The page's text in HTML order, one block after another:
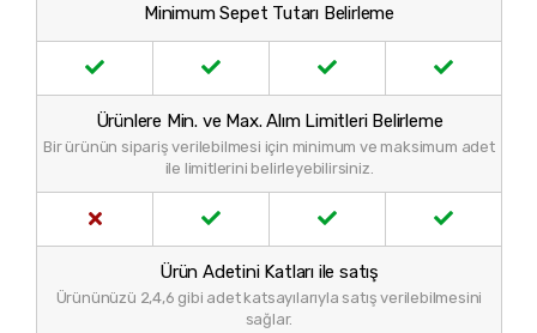
Minimum Sepet Tutarı Belirleme
Ürünlere Min. ve Max. Alım Limitleri Belirleme
Bir ürünün sipariş verilebilmesi için minimum ve maksimum adet
ile limitlerini belirleyebilirsiniz.
Ürün Adetini Katları ile satış
Ürününüzü 2,4,6 gibi adet katsayılarıyla satış verilebilmesini
sağlar.